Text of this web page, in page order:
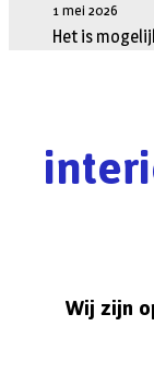
1 mei 2026
Het is
Wij zijn